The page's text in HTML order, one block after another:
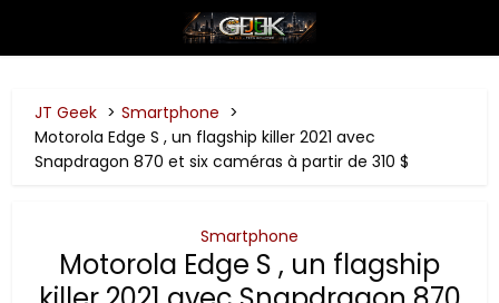
JT Geek
Smartphone
Motorola Edge S , un flagship killer 2021 avec
Snapdragon 870 et six caméras à partir de 310 $
Smartphone
Motorola Edge S , un flagship